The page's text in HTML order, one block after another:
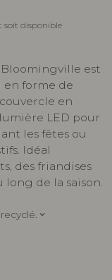
soit disponible
Bloomingville est
forme de
en
LED pour
les fêtes ou
Idéal
des friandises
de la saison.
keyboard_arrow_down